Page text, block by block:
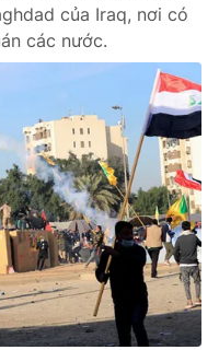
video
Thể thao
động sản
lòng Việt
của Iraq, nơi có
các nước.